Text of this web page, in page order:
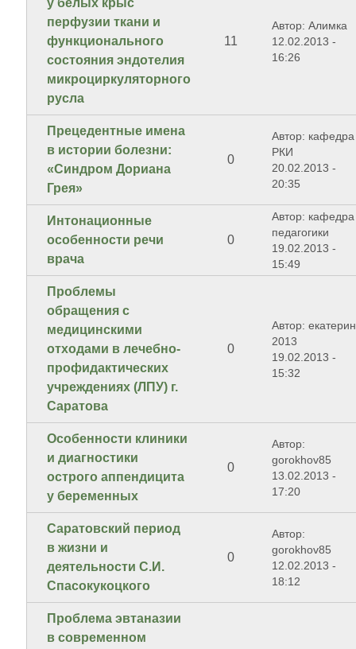
у белых крыс
перфузии ткани и
функционального
состояния эндотелия
микроциркуляторного
русла
11
Автор: Алимка
12.02.2013 -
16:26
Прецедентные имена
в истории болезни:
«Синдром Дориана
Грея»
0
Автор: кафедра
РКИ
20.02.2013 -
20:35
Интонационные
особенности речи
врача
0
Автор: кафедра
педагогики
19.02.2013 -
15:49
Проблемы
обращения с
медицинскими
отходами в лечебно-
профидактических
учреждениях (ЛПУ) г.
Саратова
0
Автор:
2013
19.02.2013 -
15:32
Особенности клиники
и диагностики
острого аппендицита
у беременных
0
Автор:
gorokhov85
13.02.2013 -
17:20
Саратовский период
в жизни и
деятельности С.И.
Спасокукоцкого
0
Автор:
gorokhov85
12.02.2013 -
18:12
Проблема эвтаназии
в современном